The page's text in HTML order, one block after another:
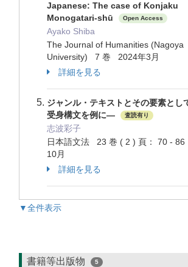
Japanese: The case of Konjaku
Monogatari-shū
Open Access
Ayako Shiba
The Journal of Humanities (Nagoya
University) 7 巻 2024年3月
詳細を見る
ジャンル・テキストとその要素と
受身構文を例に―
査読有り
志波彩子
日本語文法 23 巻 ( 2 ) 頁： 70 -
10月
詳細を見る
▼全件表示
書籍等出版物 5